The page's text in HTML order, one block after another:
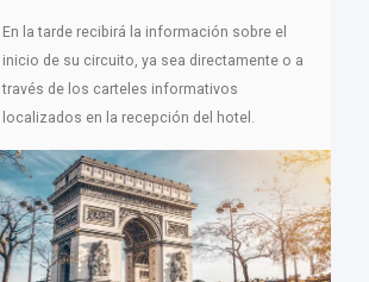
En la tarde recibirá la información sobre el
inicio de su circuito, ya sea directamente o a
través de los carteles informativos
localizados en la recepción del hotel.